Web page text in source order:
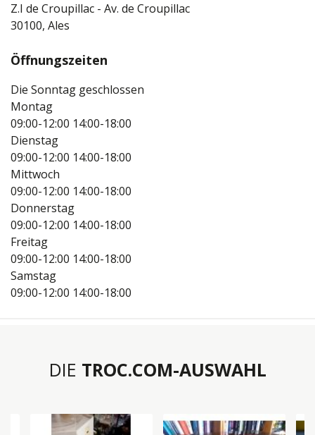
Z.I de Croupillac - Av. de Croupillac
30100, Ales
Öffnungszeiten
Die Sonntag geschlossen
Montag
09:00-12:00 14:00-18:00
Dienstag
09:00-12:00 14:00-18:00
Mittwoch
09:00-12:00 14:00-18:00
Donnerstag
09:00-12:00 14:00-18:00
Freitag
09:00-12:00 14:00-18:00
Samstag
09:00-12:00 14:00-18:00
DIE TROC.COM-AUSWAHL